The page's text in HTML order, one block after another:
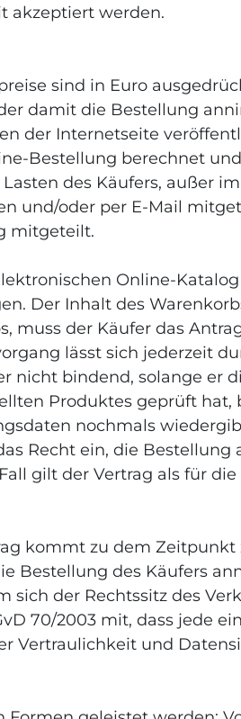
akzeptiert werden.
sind in Euro
damit die Bestellung
der Internetseite
Bestellung berechnet
des Käufers, außer
und/oder per E-Mail
mitgeteilt.
Online-
Der Inhalt des
muss der Käufer das
lässt sich jederzeit
nicht bindend, solange
Produktes geprüft
nochmals
Recht ein, die
gilt der Vertrag als für
kommt zu dem
Bestellung des Käufers
sich der Rechtssitz des
70/2003 mit, dass jede
Vertraulichkeit und